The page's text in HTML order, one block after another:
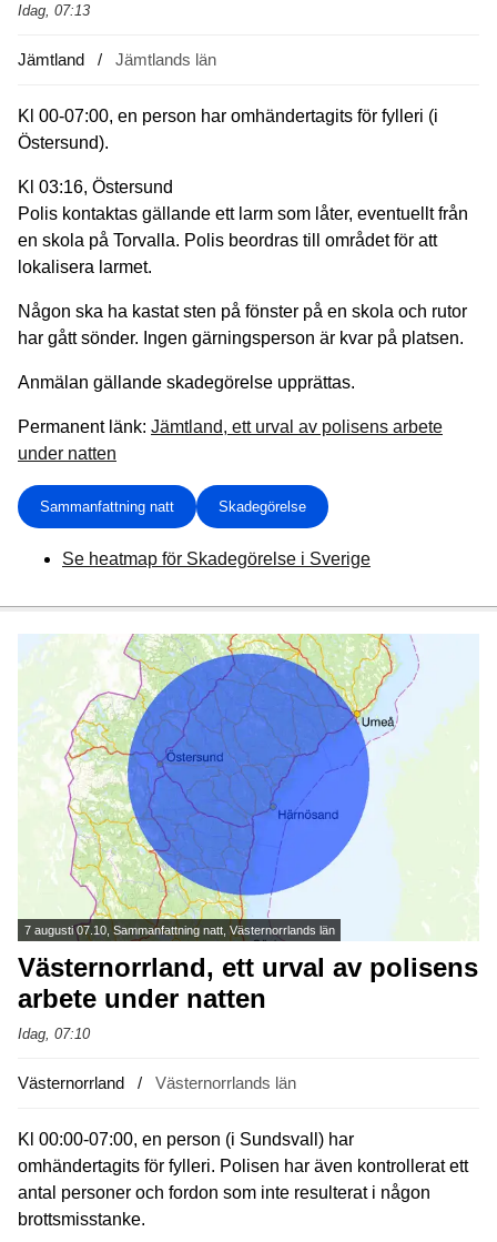
Idag, 07:13
Jämtland Jämtlands län
Kl 00-07:00, en person har omhändertagits för fylleri (i
Östersund).
Kl 03:16, Östersund
Polis kontaktas gällande ett larm som låter, eventuellt från
en skola på Torvalla. Polis beordras till området för att
lokalisera larmet.
Någon ska ha kastat sten på fönster på en skola och rutor
har gått sönder. Ingen gärningsperson är kvar på platsen.
Anmälan gällande skadegörelse upprättas.
Permanent länk: Jämtland, ett urval av polisens arbete
under natten
Sammanfattning natt Skadegörelse
Se heatmap för Skadegörelse i Sverige
7 augusti 07.10, Sammanfattning natt, Västernorrlands län
Västernorrland, ett urval av polisens
arbete under natten
Idag, 07:10
Västernorrland Västernorrlands län
Kl 00:00-07:00, en person (i Sundsvall) har
omhändertagits för fylleri. Polisen har även kontrollerat ett
antal personer och fordon som inte resulterat i någon
brottsmisstanke.